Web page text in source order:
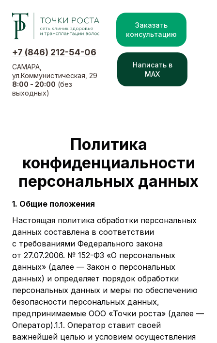
Заказать
консультацию
Написать в
MAX
САМАРА,
ул.Коммунистическая, 29
8:00 - 20:00 (без
выходных)
+7 (846) 212-54-06
Политика
конфиденциальности
персональных данных
1. Общие положения
Настоящая политика обработки персональных
данных составлена в соответствии
с требованиями Федерального закона
от 27.07.2006. № 152-ФЗ «О персональных
данных» (далее — Закон о персональных
данных) и определяет порядок обработки
персональных данных и меры по обеспечению
безопасности персональных данных,
предпринимаемые ООО «Точки роста» (далее —
Оператор).1.1. Оператор ставит своей
важнейшей целью и условием осуществления